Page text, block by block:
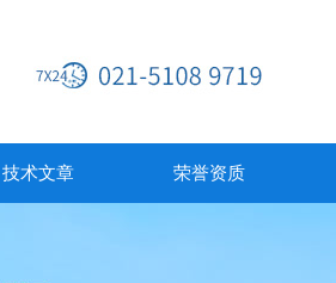
技术文章 荣誉资质